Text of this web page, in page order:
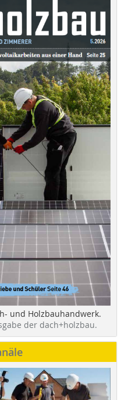
und Holzbauhandwerk.
der dach+holzbau.